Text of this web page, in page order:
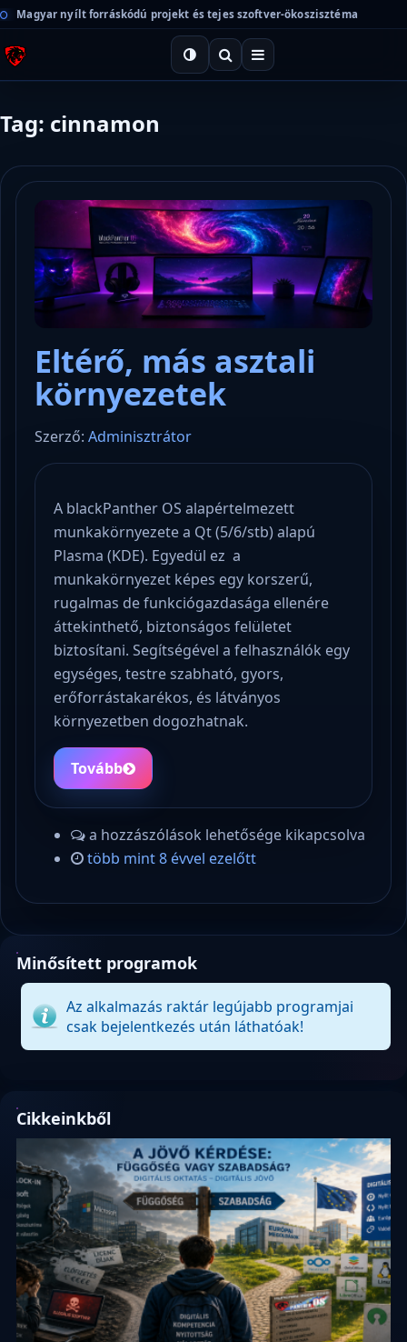
Magyar nyílt forráskódú projekt és tejes szoftver-ökoszisztéma
Tag: cinnamon
Eltérő, más asztali
környezetek
Szerző: Adminisztrátor
A blackPanther OS alapértelmezett
munkakörnyezete a Qt (5/6/stb) alapú
Plasma (KDE). Egyedül ez a
munkakörnyezet képes egy korszerű,
rugalmas de funkciógazdasága ellenére
áttekinthető, biztonságos felületet
biztosítani. Segítségével a felhasználók egy
egységes, testre szabható, gyors,
erőforrástakarékos, és látványos
környezetben dogozhatnak.
Tovább
a hozzászólások lehetősége kikapcsolva
több mint 8 évvel ezelőtt
Minősített programok
Az alkalmazás raktár legújabb programjai
csak bejelentkezés után láthatóak!
Cikkeinkből